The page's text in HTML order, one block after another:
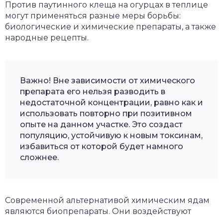
Против паутинного клеща на огурцах в теплице
могут применяться разные меры борьбы:
биологические и химические препараты, а также
народные рецепты.
Важно! Вне зависимости от химического
препарата его нельзя разводить в
недостаточной концентрации, равно как и
использовать повторно при позитивном
опыте на данном участке. Это создаст
популяцию, устойчивую к новым токсинам,
избавиться от которой будет намного
сложнее.
Современной альтернативой химическим ядам
являются биопрепараты. Они воздействуют